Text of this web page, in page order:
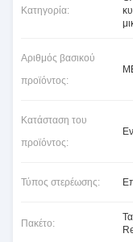
Κατηγορία:
Αριθμός βασικού
προϊόντος:
Κατάσταση του
προϊόντος:
Τύπος στερέωσης:
Πακέτο: